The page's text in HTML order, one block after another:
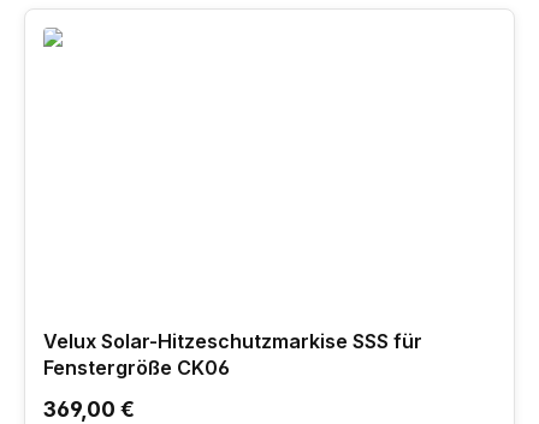
Velux Solar-Hitzeschutzmarkise SSS für
Fenstergröße CK06
Regulärer Preis:
369,00 €